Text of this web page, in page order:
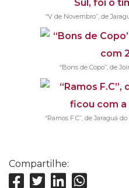
“V de Novembro”, de
“Bons de Copo”, de
“Ramos F.C”, de Jaraguá
Compartilhe: